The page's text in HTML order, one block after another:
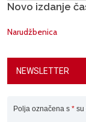
Novo izdanje
Narudžbenica
NEWSLETTER
Polja označena s * su